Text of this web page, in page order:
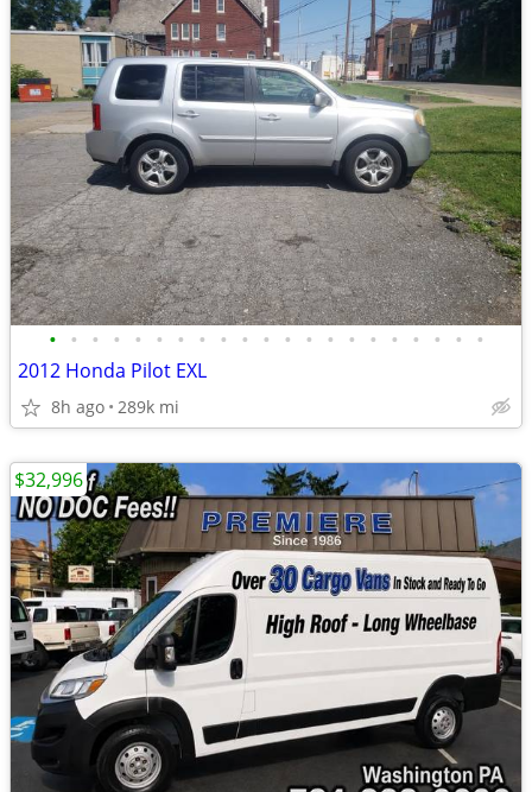
• • • • • • • • • • • • • • • • • • • • •
2012 Honda Pilot EXL
8h ago 289k mi
$32,996